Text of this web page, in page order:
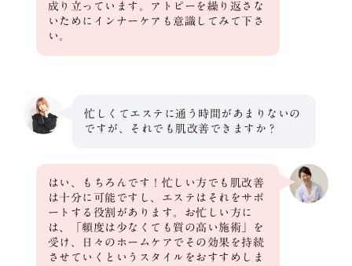
成り立っています。アトピーを繰り返さな
いためにインナーケアも意識してみて下さ
い。
忙しくてエステに通う時間があまりないの
ですが、それでも肌改善できますか？
はい、もちろんです！忙しい方でも肌改善
は十分に可能ですし、エステはそれをサポ
ートする役割があります。お忙しい方に
は、「頻度は少なくても質の高い施術」を
受け、日々のホームケアでその効果を持続
させていくというスタイルをおすすめしま